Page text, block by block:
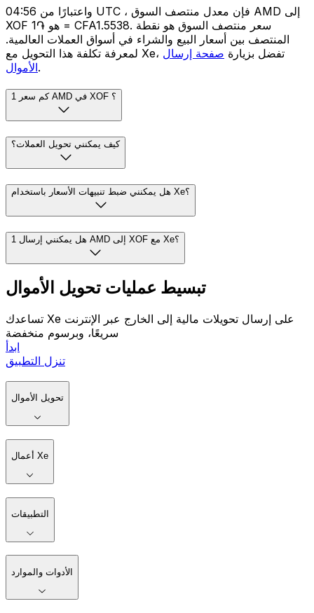
واعتبارًا من 04:56 UTC ، فإن معدل منتصف السوق AMD إلى
XOF هو ֏1 = CFA1.5538. سعر منتصف السوق هو نقطة
المنتصف بين أسعار البيع والشراء في أسواق العملات العالمية.
لمعرفة تكلفة هذا التحويل مع Xe، تفضل بزيارة صفحة إرسال
الأموال.
كم سعر 1 AMD في XOF ؟
كيف يمكنني تحويل العملات؟
هل يمكنني ضبط تنبيهات الأسعار باستخدام Xe؟
هل يمكنني إرسال 1 AMD إلى XOF مع Xe؟
تبسيط عمليات تحويل الأموال
تساعدك Xe على إرسال تحويلات مالية إلى الخارج عبر الإنترنت
سريعًا، وبرسوم منخفضة
ابدأ
تنزل التطبيق
تحويل الأموال
أعمال Xe
التطبيقات
الأدوات والموارد